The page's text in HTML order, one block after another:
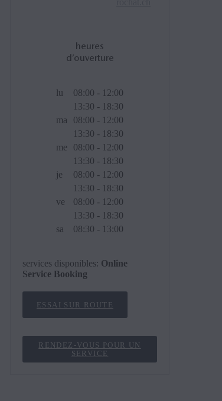
heures
d’ouverture
lu
08:00 - 12:00
13:30 - 18:30
ma
08:00 - 12:00
13:30 - 18:30
me
08:00 - 12:00
13:30 - 18:30
je
08:00 - 12:00
13:30 - 18:30
ve
08:00 - 12:00
13:30 - 18:30
sa
08:30 - 13:00
services disponibles: Online
Service Booking
ESSAI SUR ROUTE
RENDEZ-VOUS POUR UN
SERVICE